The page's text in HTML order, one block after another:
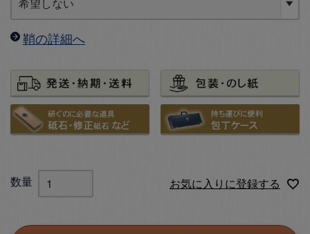
鞘の詳細へ
お気に入りに登録する